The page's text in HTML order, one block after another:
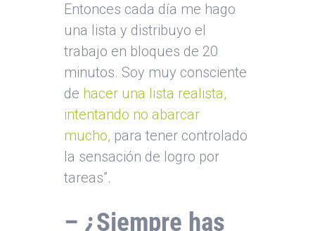
Entonces cada día me hago
una lista y distribuyo el
trabajo en bloques de 20
minutos. Soy muy consciente
de hacer una lista realista,
intentando no abarcar
mucho, para tener controlado
la sensación de logro por
tareas”.
– ¿Siempre has